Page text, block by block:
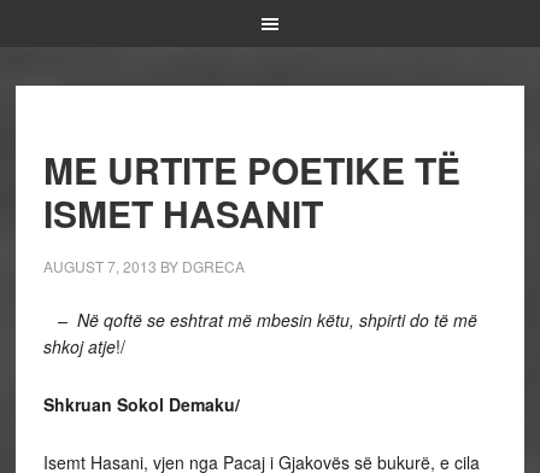
ME URTITE POETIKE TË
ISMET HASANIT
AUGUST 7, 2013 BY DGRECA
– Në qoftë se eshtrat më mbesin këtu, shpirti do të më
shkoj atje!/
Shkruan Sokol Demaku/
Isemt Hasani, vjen nga Pacaj i Gjakovës së bukurë, e cila